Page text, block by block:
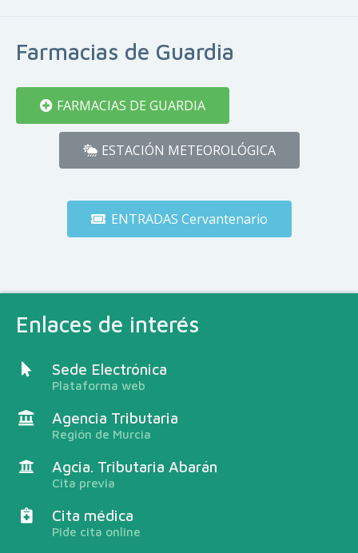
Enlaces de interés
Sede Electrónica
Plataforma web
Agencia Tributaria
Región de Murcia
Agcia. Tributaria Abarán
Cita previa
Cita médica
Pide cita online
Farmacias de Guardia
FARMACIAS DE GUARDIA
ESTACIÓN METEOROLÓGICA
ENTRADAS Cervantenario